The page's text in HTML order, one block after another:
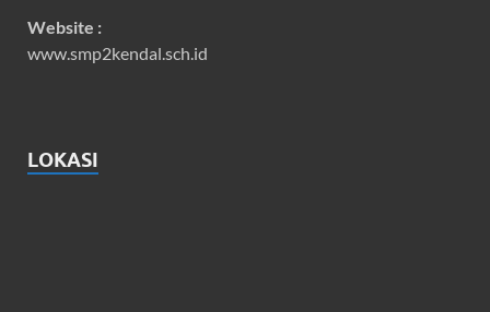
Website :
www.smp2kendal.sch.id
LOKASI